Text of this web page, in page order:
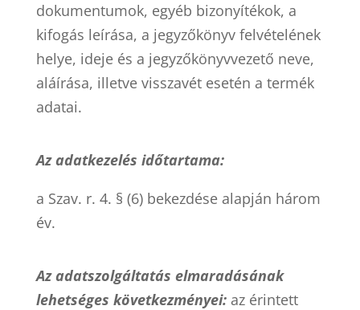
dokumentumok, egyéb bizonyítékok, a
kifogás leírása, a jegyzőkönyv felvételének
helye, ideje és a jegyzőkönyvvezető neve,
aláírása, illetve visszavét esetén a termék
adatai.
Az adatkezelés időtartama:
a Szav. r. 4. § (6) bekezdése alapján három
év.
Az adatszolgáltatás elmaradásának
lehetséges következményei:az érintett